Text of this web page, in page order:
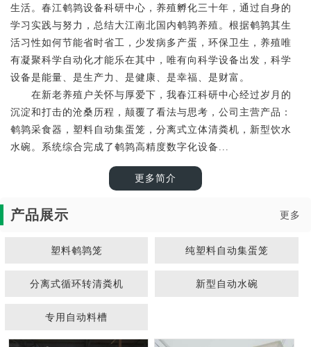
生活。春江鹌鹑设备科研中心，养殖孵化三十年，通过自身的
学习实践与努力，总结大江南北国内鹌鹑养殖。根据鹌鹑其生
活习性如何节能省时省工，少发病多产蛋，环保卫生，养殖唯
有凝聚科学自动化才能乐在其中，唯有向科学设备出发，科学
设备是能量、是生产力、是健康、是幸福、是财富。
在新老养殖户关怀与厚爱下，我春江科研中心经过岁月的
沉淀和打击的沧桑历程，颠覆了看法与思考，公司主营产品：
鹌鹑采食器，塑料自动集蛋笼，分离式立体清粪机，新型饮水
水碗。系统综合完成了鹌鹑高精度数字化设备...
更多简介
产品展示 更多
塑料鹌鹑笼 纯塑料自动集蛋笼
分离式循环转清粪机 新型自动水碗
专用自动料槽